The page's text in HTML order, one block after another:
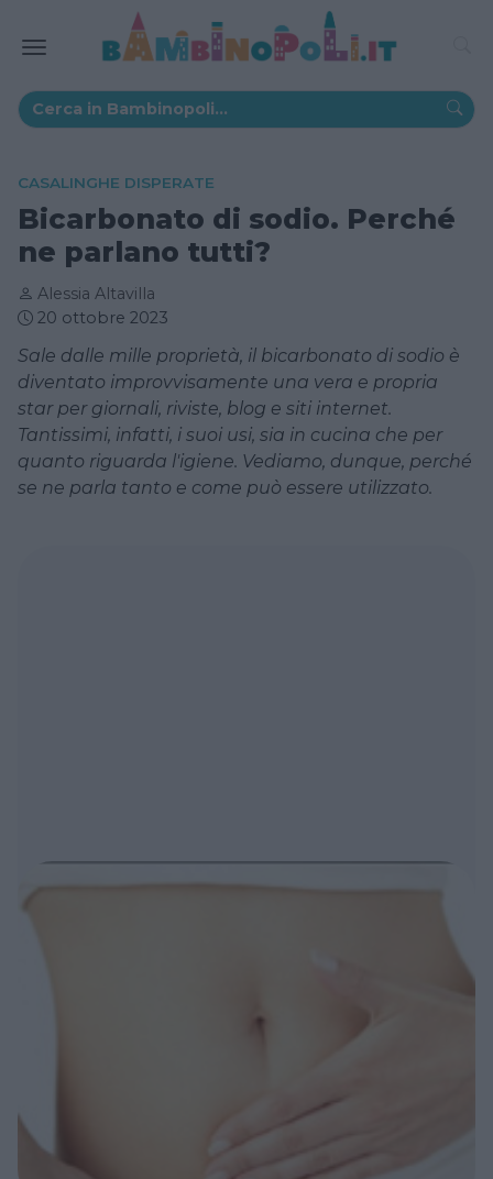
CASALINGHE DISPERATE
Bicarbonato di sodio. Perché
ne parlano tutti?
Alessia Altavilla
20 ottobre 2023
Sale dalle mille proprietà, il bicarbonato di sodio è
diventato improvvisamente una vera e propria
star per giornali, riviste, blog e siti internet.
Tantissimi, infatti, i suoi usi, sia in cucina che per
quanto riguarda l'igiene. Vediamo, dunque, perché
se ne parla tanto e come può essere utilizzato.